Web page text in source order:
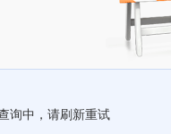
询中，请刷新重试